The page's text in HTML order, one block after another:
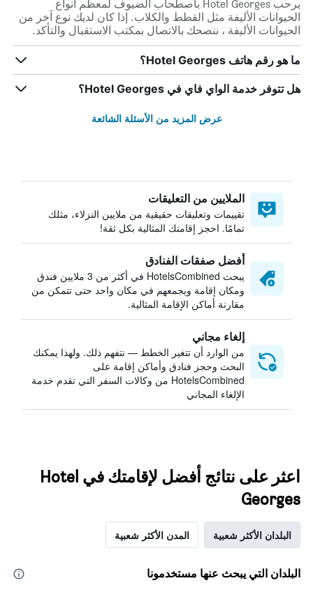
يرحب Hotel Georges باصطحاب الضيوف لمعظم أنواع
الحيوانات الأليفة مثل القطط والكلاب. إذا كان لديك نوع آخر من
الحيوانات الأليفة ، ننصحك بالاتصال بمكتب الاستقبال والتأكد.
ما هو رقم هاتف Hotel Georges؟
هل تتوفر خدمة الواي فاي في Hotel Georges؟
عرض المزيد من الأسئلة الشائعة
الملايين من التعليقات
تقييمات وتعليقات حقيقية من ملايين النزلاء، مثلك
تمامًا. احجز إقامتك المثالية بكل ثقة!
أفضل صفقات الفنادق
يبحث HotelsCombined في أكثر من 3 ملايين فندق
ومكان إقامة ويجمعهم في مكان واحد حتى تتمكن من
مقارنة أماكن الإقامة المثالية.
إلغاء مجاني
من الوارد أن تتغير الخطط — نتفهم ذلك. ولهذا يمكنك
البحث وحجز فنادق وأماكن إقامة على
HotelsCombined من وكالات السفر التي تقدم خدمة
الإلغاء المجاني
اعثر على نتائج أفضل لإقامتك في Hotel
Georges
البلدان الأكثر شعبية المدن الأكثر شعبية
البلدان التي يبحث عنها مستخدمونا